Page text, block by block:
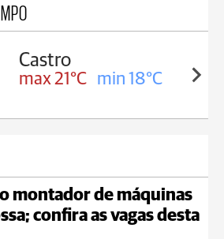
Castro
max 21°C min 18°C
montador de máquinas
confira as vagas desta